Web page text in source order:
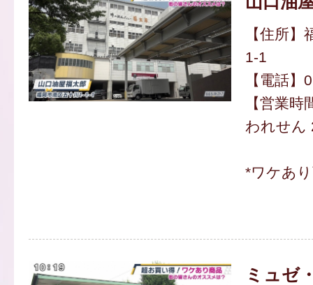
【住所
1-1
【電話
【営業
われせん
*ワケあ
ミュゼ